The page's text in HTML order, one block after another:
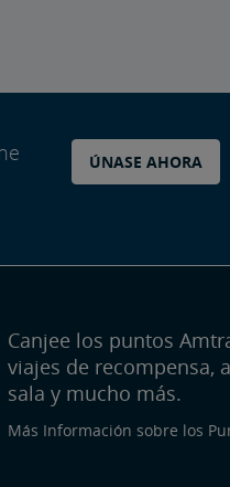
ÚNASE AHORA
Canjee los puntos
viajes de recompensa,
sala y mucho más.
Más Información sobre los